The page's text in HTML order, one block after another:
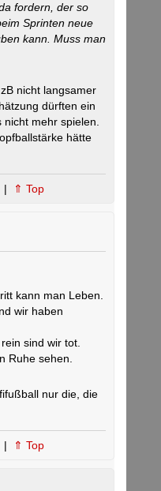
fordern, der so
Sprinten neue
kann. Muss man
nicht langsamer
dürften ein
mehr spielen.
hätte
| ⇑ Top
kann man Leben.
wir haben
sind wir tot.
Ruhe sehen.
nur die, die
| ⇑ Top